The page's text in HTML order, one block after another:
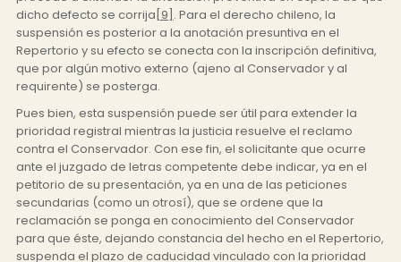
dicho defecto se corrija [9] . Para el derecho chileno, la
suspensión es posterior a la anotación presuntiva en el
Repertorio y su efecto se conecta con la inscripción definitiva,
que por algún motivo externo (ajeno al Conservador y al
requirente) se posterga.
Pues bien, esta suspensión puede ser útil para extender la
prioridad registral mientras la justicia resuelve el reclamo
contra el Conservador. Con ese fin, el solicitante que ocurre
ante el juzgado de letras competente debe indicar, ya en el
petitorio de su presentación, ya en una de las peticiones
secundarias (como un otrosí), que se ordene que la
reclamación se ponga en conocimiento del Conservador
para que éste, dejando constancia del hecho en el Repertorio,
suspenda el plazo de caducidad vinculado con la prioridad